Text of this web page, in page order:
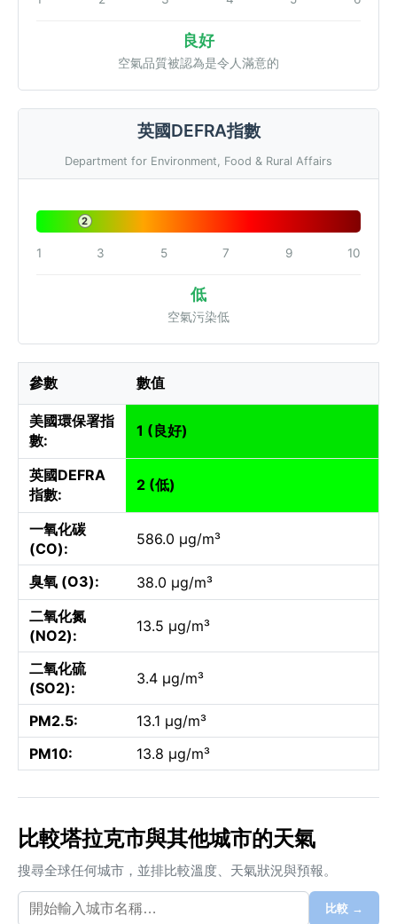
良好
空氣品質被認為是令人滿意的
英國DEFRA指數
Department for Environment, Food & Rural Affairs
2
1 3 5 7 9 10
低
空氣污染低
參數 數值
美國環保署指
數:
1 (良好)
英國DEFRA
指數:
2 (低)
一氧化碳
(CO):
586.0 µg/m³
臭氧 (O3):
38.0 µg/m³
二氧化氮
(NO2):
13.5 µg/m³
二氧化硫
(SO2):
3.4 µg/m³
PM2.5:
13.1 µg/m³
PM10:
13.8 µg/m³
比較塔拉克市與其他城市的天氣
搜尋全球任何城市，並排比較溫度、天氣狀況與預報。
比較 →